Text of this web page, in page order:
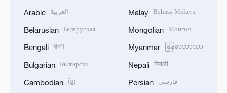
Arabic العربية
Belarusian Беларуская
Bengali বাংলা
Bulgarian Български
Cambodian ខ្មែរ
Malay Bahasa Melayu
Mongolian Монгол
Myanmar မြန်မာဘာသာ
Nepali नेपाली
Persian فارسی